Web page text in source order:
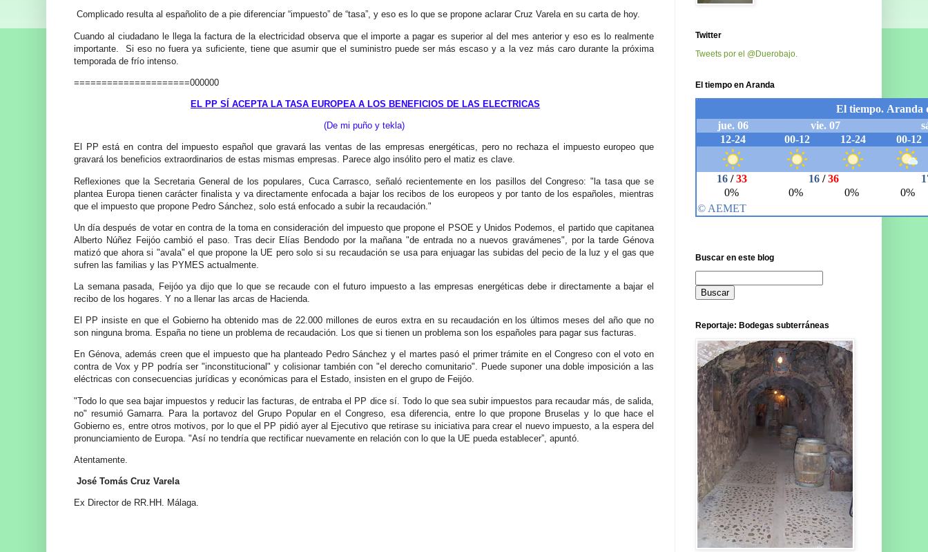
Complicado resulta al españolito de a pie diferenciar “impuesto” de “tasa”, y eso es lo que se propone aclarar Cruz Varela en su carta de hoy.
Cuando al ciudadano le llega la factura de la electricidad observa que el importe a pagar es superior al del mes anterior y eso es lo realmente
importante.Si eso no fuera ya suficiente, tiene que asumir que el suministro puede ser más escaso y a la vez más caro durante la próxima
temporada de frío intenso.
=====================000000
EL PP SÍ ACEPTA LA TASA EUROPEA A LOS BENEFICIOS DE LAS ELECTRICAS
(De mi puño y tekla)
El PP está en contra del impuesto español que gravará las ventas de las empresas energéticas, pero no rechaza el impuesto europeo que
gravará los beneficios extraordinarios de estas mismas empresas. Parece algo insólito pero el matiz es clave.
Reflexiones que la Secretaria General de los populares, Cuca Carrasco, señaló recientemente en los pasillos del Congreso: "la tasa que se
plantea Europa tienen carácter finalista y va directamente enfocada a bajar los recibos de los europeos y por tanto de los españoles, mientras
que el impuesto que propone Pedro Sánchez, solo está enfocado a subir la recaudación."
Un día después de votar en contra de la toma en consideración del impuesto que propone el PSOE y Unidos Podemos, el partido que capitanea
Alberto Núñez Feijóo cambió el paso. Tras decir Elías Bendodo por la mañana "de entrada no a nuevos gravámenes", por la tarde Génova
matizó que ahora si "avala" el que propone la UE pero solo si su recaudación se usa para enjuagar las subidas del pecio de la luz y el gas que
sufren las familias y las PYMES actualmente.
La semana pasada, Feijóo ya dijo que lo que se recaude con el futuro impuesto a las empresas energéticas debe ir directamente a bajar el
recibo de los hogares. Y no a llenar las arcas de Hacienda.
El PP insiste en que el Gobierno ha obtenido mas de 22.000 millones de euros extra en su recaudación en los últimos meses del año que no
son ninguna broma. España no tiene un problema de recaudación. Los que si tienen un problema son los españoles para pagar sus facturas.
En Génova, además creen que el impuesto que ha planteado Pedro Sánchez y el martes pasó el primer trámite en el Congreso con el voto en
contra de Vox y PP podría ser "inconstitucional" y colisionar también con "el derecho comunitario". Puede suponer una doble imposición a las
eléctricas con consecuencias jurídicas y económicas para el Estado, insisten en el grupo de Feijóo.
"Todo lo que sea bajar impuestos y reducir las facturas, de entraba el PP dice sí. Todo lo que sea subir impuestos para recaudar más, de salida,
no" resumió Gamarra. Para la portavoz del Grupo Popular en el Congreso, esa diferencia, entre lo que propone Bruselas y lo que hace el
Gobierno es, entre otros motivos, por lo que el PP pidió ayer al Ejecutivo que retirase su iniciativa para crear el nuevo impuesto, a la espera del
pronunciamiento de Europa. "Así no tendría que rectificar nuevamente en relación con lo que la UE pueda establecer”, apuntó.
Atentamente.
José Tomás Cruz Varela
Ex Director de RR.HH. Málaga.
Twitter
Tweets por el @Duerobajo.
El tiempo en Aranda
Buscar en este blog
Reportaje: Bodegas subterráneas